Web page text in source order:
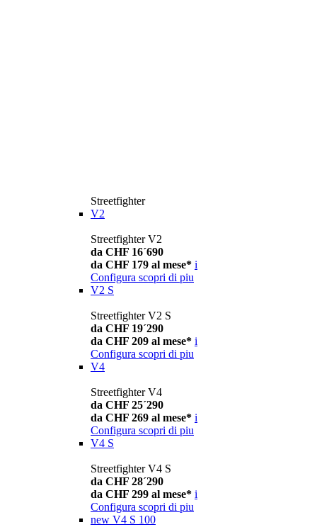
Streetfighter
V2
Streetfighter V2
da CHF 16´690
da CHF 179 al mese* i
Configura scopri di piu
V2 S
Streetfighter V2 S
da CHF 19´290
da CHF 209 al mese* i
Configura scopri di piu
V4
Streetfighter V4
da CHF 25´290
da CHF 269 al mese* i
Configura scopri di piu
V4 S
Streetfighter V4 S
da CHF 28´290
da CHF 299 al mese* i
Configura scopri di piu
new V4 S 100